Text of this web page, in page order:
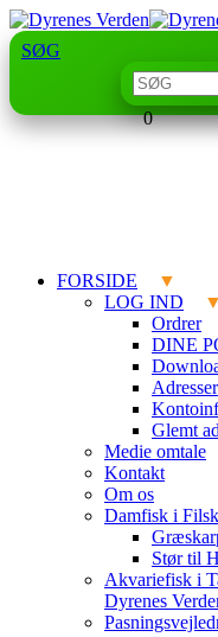
SØG
0
FORSIDE
LOG IND
Ordrer
DINE
Adresser
Glemt
Medie omtale
Kontakt
Om os
Damfisk i
Stør til
Akvariefisk i
Dyrenes